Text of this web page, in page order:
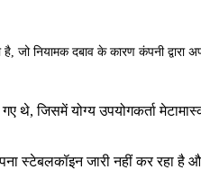
नियामक दबाव के कारण कंपनी द्वारा
थे, जिसमें योग्य उपयोगकर्ता
स्टेबलकॉइन जारी नहीं कर रहा